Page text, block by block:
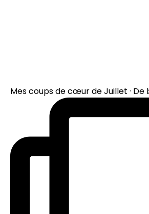
Mes coups de cœur de Juillet · De